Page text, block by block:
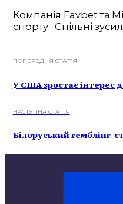
Компанія Favbet та
спорту. Спільні
ПОПЕРЕДНЯ СТАТТЯ
У США зростає інтерес
НАСТУПНА СТАТТЯ
Білоруський гемблінг-